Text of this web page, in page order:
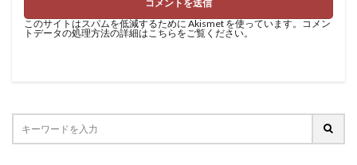
このサイトはスパムを低減するために Akismet を使っています。
コメン
トデータの処理方法の詳細はこちらをご覧ください。